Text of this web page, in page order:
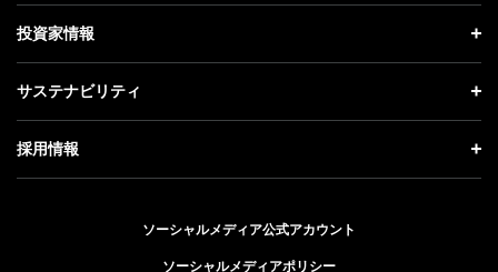
更新情報
記者説明会
社長メッセージ
事業紹介
ガバナンス
理念・ビジョン・戦略 トップ
成長戦略「Activate AI for Society」
人材戦略
投資家情報
投資家情報 トップ
経営方針
個人投資家の皆さまへ
サステナビリティ
サステナビリティ トップ
トップメッセージ
ESG方針・体制
採用情報
ソーシャルメディア公式アカウント
ソーシャルメディアポリシー